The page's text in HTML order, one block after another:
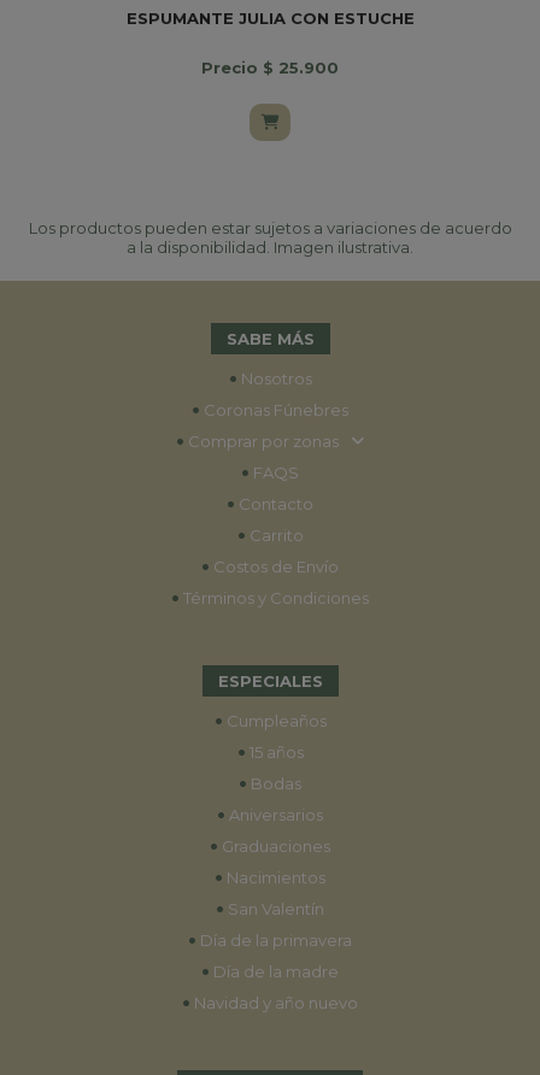
ESPUMANTE JULIA CON ESTUCHE
Precio $ 25.900
Los productos pueden estar sujetos a variaciones de acuerdo
a la disponibilidad. Imagen ilustrativa.
SABE MÁS
• Nosotros
• Coronas Fúnebres
• Comprar por zonas
• FAQS
• Contacto
• Carrito
• Costos de Envío
• Términos y Condiciones
ESPECIALES
• Cumpleaños
• 15 años
• Bodas
• Aniversarios
• Graduaciones
• Nacimientos
• San Valentín
• Día de la primavera
• Día de la madre
• Navidad y año nuevo